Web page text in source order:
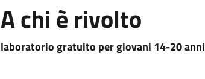
A chi è rivolto
laboratorio gratuito per giovani 14-20 anni